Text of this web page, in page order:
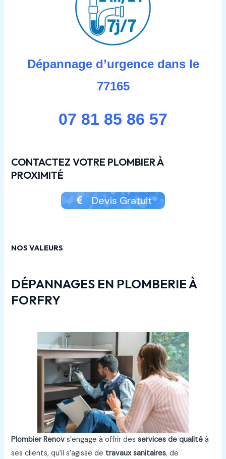
Dépannage d’urgence dans le
77165
07 81 85 86 57
CONTACTEZ VOTRE PLOMBIER À
PROXIMITÉ
Devis Gratuit
NOS VALEURS
DÉPANNAGES EN PLOMBERIE À
FORFRY
Plombier Renov s’engage à offrir desservices de qualité à
ses clients, qu’il s’agisse de travaux sanitaires, de